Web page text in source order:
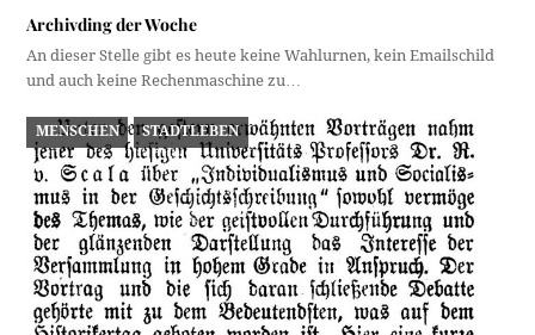
Archivding der Woche
An dieser Stelle gibt es heute keine Wahlurnen, kein Emailschild
und auch keine Rechenmaschine zu…
MENSCHEN STADTLEBEN